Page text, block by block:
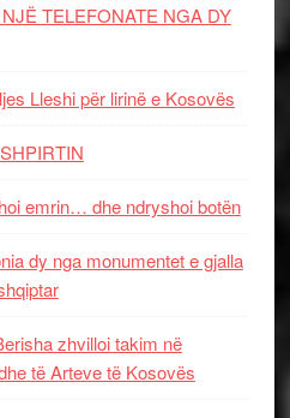
TELEFONATE NGA DY
Lleshi për lirinë e Kosovës
emrin… dhe ndryshoi botën
dy nga monumentet e gjalla
zhvilloi takim në
të Arteve të Kosovës